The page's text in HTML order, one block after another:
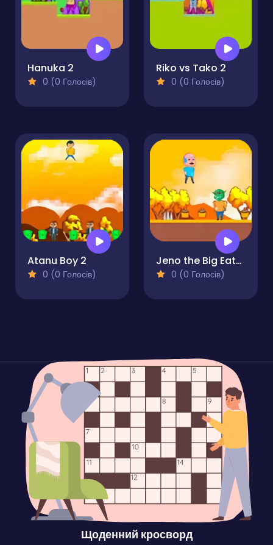
Hanuka 2
0 (0 Голосів)
Riko vs Tako 2
0 (0 Голосів)
Atanu Boy 2
0 (0 Голосів)
Jeno the Big Eater 2
0 (0 Голосів)
Щоденний кросворд